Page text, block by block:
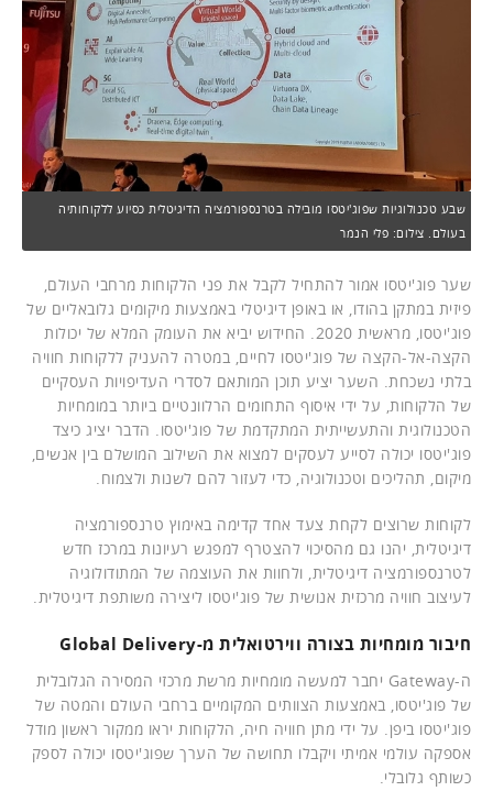
שבע טכנולוגיות שפוג'יטסו מובילה בטרנספורמציה הדיגיטלית כסיוע ללקוחותיה
בעולם. צילום: פלי הנמר
שער פוג'יטסו אמור להתחיל לקבל את פני הלקוחות מרחבי העולם,
פיזית במתקן בהודו, או באופן דיגיטלי באמצעות מיקומים גלובאליים של
פוג'יטסו, מראשית 2020. החידוש יביא את העומק המלא של יכולות
הקצה-אל-הקצה של פוג'יטסו לחיים, במטרה להעניק ללקוחות חוויה
בלתי נשכחת. השער יציע תוכן המותאם לסדרי העדיפויות העסקיים
של הלקוחות, על ידי איסוף התחומים הרלוונטיים ביותר במומחיות
הטכנולוגית והתעשייתית המתקדמת של פוג'יטסו. הדבר יציג כיצד
פוג'יטסו יכולה לסייע לעסקים למצוא את השילוב המושלם בין אנשים,
מיקום, תהליכים וטכנולוגיה, כדי לעזור להם לשנות ולצמוח.
לקוחות שרוצים לקחת צעד אחד קדימה באימוץ טרנספורמציה
דיגיטלית, יהנו גם מהסיכוי להצטרף למפגש רעיונות במרכז חדש
לטרנספורמציה דיגיטלית, ולחוות את העוצמה של המתודולוגיה
לעיצוב חוויה מרכזית אנושית של פוג'יטסו ליצירה משותפת דיגיטלית.
חיבור מומחיות בצורה ווירטואלית מ-Global Delivery
ה-Gateway יחבר למעשה מומחיות מרשת מרכזי המסירה הגלובלית
של פוג'יטסו, באמצעות הצוותים המקומיים ברחבי העולם והמטה של ​​
פוג'יטסו ביפן. על ידי מתן חוויה חיה, הלקוחות יראו ממקור ראשון מודל
אספקה ​​עולמי אמיתי ויקבלו תחושה של הערך שפוג'יטסו יכולה לספק
כשותף גלובלי.